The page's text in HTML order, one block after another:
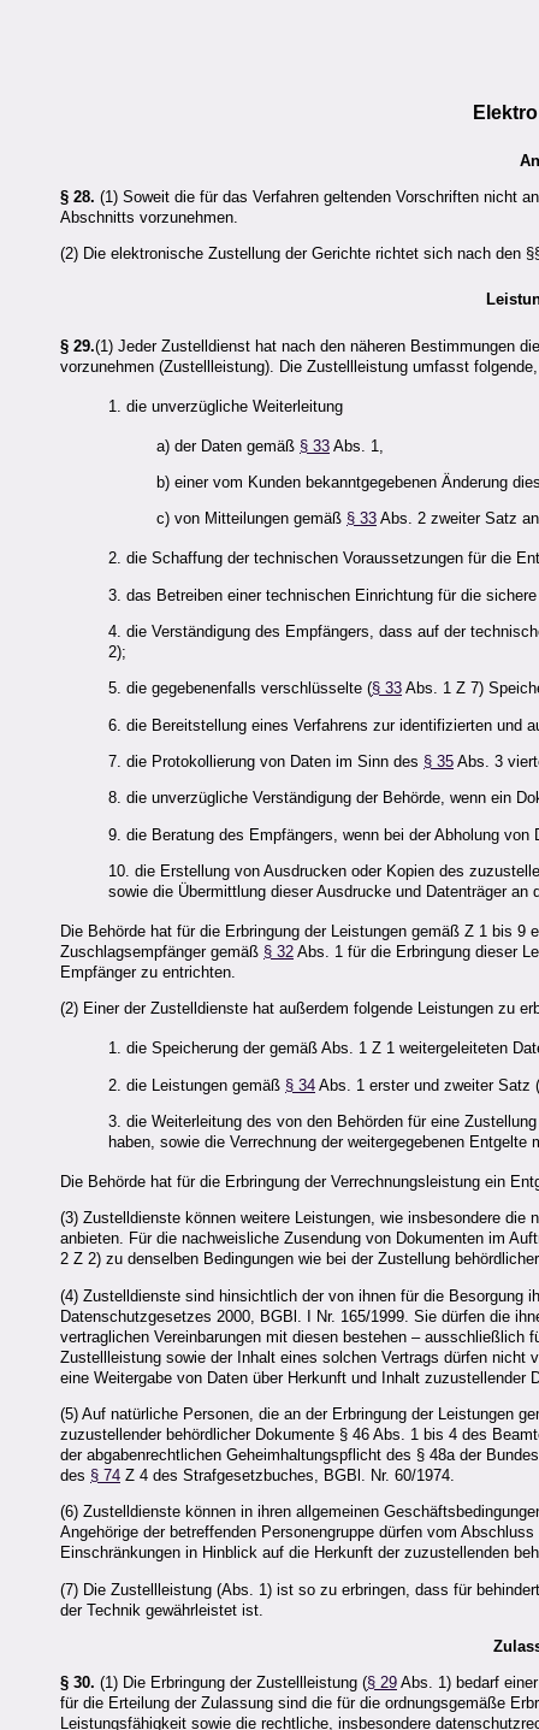
§ 28. (1) Soweit die für das Verfahren geltenden Vorschriften nicht
Abschnitts vorzunehmen.
(2) Die elektronische Zustellung der Gerichte richtet sich nach den
§ 29.(1) Jeder Zustelldienst hat nach den näheren Bestimmungen
vorzunehmen (Zustellleistung). Die Zustellleistung umfasst
1. die unverzügliche Weiterleitung
a) der Daten gemäß § 33 Abs. 1,
b) einer vom Kunden bekanntgegebenen Änderung
c) von Mitteilungen gemäß § 33 Abs. 2 zweiter Satz
2. die Schaffung der technischen Voraussetzungen für die
3. das Betreiben einer technischen Einrichtung für die
4. die Verständigung des Empfängers, dass auf der
2);
5. die gegebenenfalls verschlüsselte (§ 33 Abs. 1 Z 7)
6. die Bereitstellung eines Verfahrens zur identifizierten und
7. die Protokollierung von Daten im Sinn des § 35 Abs. 3
8. die unverzügliche Verständigung der Behörde, wenn ein
9. die Beratung des Empfängers, wenn bei der Abholung
10. die Erstellung von Ausdrucken oder Kopien des
sowie die Übermittlung dieser Ausdrucke und Datenträger an
Die Behörde hat für die Erbringung der Leistungen gemäß Z 1 bis
Zuschlagsempfänger gemäß § 32 Abs. 1 für die Erbringung dieser
Empfänger zu entrichten.
(2) Einer der Zustelldienste hat außerdem folgende Leistungen zu
1. die Speicherung der gemäß Abs. 1 Z 1 weitergeleiteten
2. die Leistungen gemäß § 34 Abs. 1 erster und zweiter Satz
3. die Weiterleitung des von den Behörden für eine
haben, sowie die Verrechnung der weitergegebenen Entgelte
Die Behörde hat für die Erbringung der Verrechnungsleistung ein
(3) Zustelldienste können weitere Leistungen, wie insbesondere
anbieten. Für die nachweisliche Zusendung von Dokumenten im
2 Z 2) zu denselben Bedingungen wie bei der Zustellung
(4) Zustelldienste sind hinsichtlich der von ihnen für die Besorgung
Datenschutzgesetzes 2000, BGBl. I Nr. 165/1999. Sie dürfen die
vertraglichen Vereinbarungen mit diesen bestehen – ausschließlich
Zustellleistung sowie der Inhalt eines solchen Vertrags dürfen nicht
eine Weitergabe von Daten über Herkunft und Inhalt zuzustellender
(5) Auf natürliche Personen, die an der Erbringung der Leistungen
zuzustellender behördlicher Dokumente § 46 Abs. 1 bis 4 des
der abgabenrechtlichen Geheimhaltungspflicht des § 48a der
des § 74 Z 4 des Strafgesetzbuches, BGBl. Nr. 60/1974.
(6) Zustelldienste können in ihren allgemeinen
Angehörige der betreffenden Personengruppe dürfen vom
Einschränkungen in Hinblick auf die Herkunft der zuzustellenden
(7) Die Zustellleistung (Abs. 1) ist so zu erbringen, dass für
der Technik gewährleistet ist.
§ 30. (1) Die Erbringung der Zustellleistung (§ 29 Abs. 1) bedarf
für die Erteilung der Zulassung sind die für die ordnungsgemäße
Leistungsfähigkeit sowie die rechtliche, insbesondere